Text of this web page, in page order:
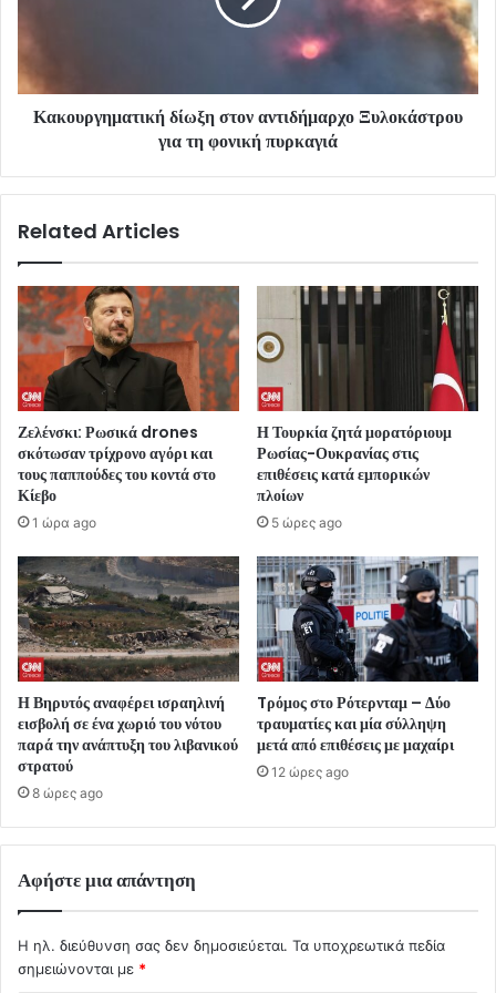
Κακουργηματική δίωξη στον αντιδήμαρχο Ξυλοκάστρου
για τη φονική πυρκαγιά
Related Articles
Ζελένσκι: Ρωσικά drones
σκότωσαν τρίχρονο αγόρι και
τους παππούδες του κοντά στο
Κίεβο
1 ώρα ago
Η Τουρκία ζητά μορατόριουμ
Ρωσίας-Ουκρανίας στις
επιθέσεις κατά εμπορικών
πλοίων
5 ώρες ago
Η Βηρυτός αναφέρει ισραηλινή
εισβολή σε ένα χωριό του νότου
παρά την ανάπτυξη του λιβανικού
στρατού
8 ώρες ago
Tρόμος στο Ρότερνταμ – Δύο
τραυματίες και μία σύλληψη
μετά από επιθέσεις με μαχαίρι
12 ώρες ago
Αφήστε μια απάντηση
Η ηλ. διεύθυνση σας δεν δημοσιεύεται. Τα υποχρεωτικά πεδία
σημειώνονται με *